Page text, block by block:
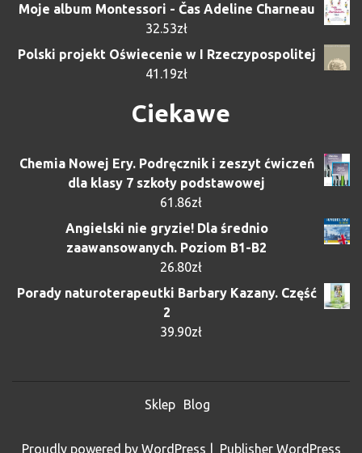
Moje album Montessori - Čas Adeline Charneau
32.53zł
Polski projekt Oświecenie w I Rzeczypospolitej
41.19zł
Ciekawe
Chemia Nowej Ery. Podręcznik i zeszyt ćwiczeń
dla klasy 7 szkoły podstawowej
61.86zł
Angielski nie gryzie! Dla średnio
zaawansowanych. Poziom B1-B2
26.80zł
Porady naturoterapeutki Barbary Kazany. Część
2
39.90zł
Sklep Blog
Proudly powered by WordPress Publisher WordPress